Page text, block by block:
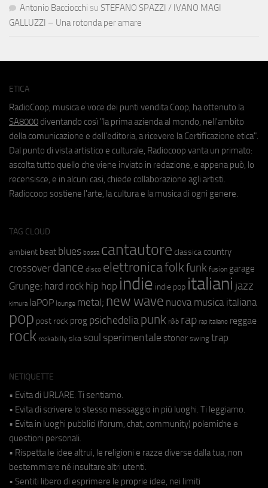
Antonio Bacciocchi su STEFANO SPAZZI / IVANO MAGI
GALLUZZI – Una rotonda per amare
ETICA
RadioCoop, musica e voce dei punti vendita Coop, ha ottenuto la
SA8000 diventando così "la prima azienda al mondo, nell'ambito
della comunicazione e dell'editoria, a ricevere la Certificazione etica".
Dal punto di vista artistico e culturale, Radiocoop vanta un primato:
ascolta tutto quello che viene inviato in redazione, e appena può, lo
recensisce, e in alcuni casi, chiede collaborazione agli artisti.
Radiocoop sostiene l'arte, la cultura e la musica di ogni genere.
TAG CLOUD
ambient beat blues bossa cantautore classica country
crossover dance disco elettronicafolkfunk fusion garage
Grunge; hard rock hip hop indie indie pop italiani jazz
kimura laPOP lounge metal; new wave nuova musica italiana
pop post rock prog psichedeliapunk r&b rap rap italiano reggae
rock rockabilly ska soul sperimentale stoner swing trap
NETIQUETTE
• Evita di URLARE. Ti sentiamo.
• Evita di scrivere lo stesso messaggio in più luoghi. Ti leggiamo.
• Evita in luoghi pubblici (forum, chat, community) polemiche e
questioni personali.
• Rispetta le idee altrui, le religioni e razze diverse dalla tua, non
bestemmiare né insultare altri utenti.
• Sentiti libero di esprimere le proprie idee, nei limiti